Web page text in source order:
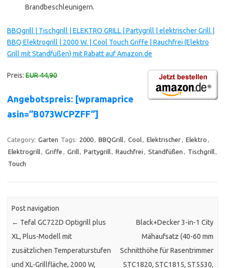
Brandbeschleunigern.
BBQgrill | Tischgrill | ELEKTRO GRILL | Partygrill | elektrischer Grill |
BBQ Elektrogrill | 2000 W. | Cool Touch Griffe | Rauchfrei (Elektro
Grill mit Standfüßen) mit Rabatt auf Amazon.de
Preis: EUR 44,90
Angebotspreis: [wpramaprice
asin=”B073WCPZFF”]
Category: Garten Tags: 2000 BBQGrill Cool Elektrischer Elektro
Elektrogrill
Griffe Grill Partygrill Rauchfrei Standfüßen Tischgrill
Touch
Post navigation
← Tefal GC722D Optigrill plus
XL, Plus-Modell mit
zusätzlichen Temperaturstufen
und XL-Grillfläche, 2000 W,
Black+Decker 3-in-1 City
Mähaufsatz (40-60 mm
Schnitthöhe für Rasentrimmer
STC1820, STC1815, ST5530,